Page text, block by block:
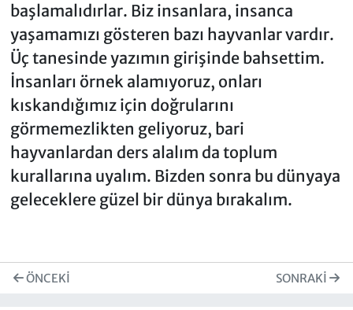
başlamalıdırlar. Biz insanlara, insanca
yaşamamızı gösteren bazı hayvanlar vardır.
Üç tanesinde yazımın girişinde bahsettim.
İnsanları örnek alamıyoruz, onları
kıskandığımız için doğrularını
görmemezlikten geliyoruz, bari
hayvanlardan ders alalım da toplum
kurallarına uyalım. Bizden sonra bu dünyaya
geleceklere güzel bir dünya bırakalım.
ÖNCEKI SONRAKI